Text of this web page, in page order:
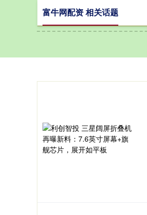
富牛网配资 相关话题